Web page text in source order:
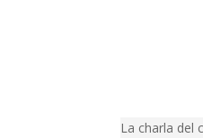
La charla del